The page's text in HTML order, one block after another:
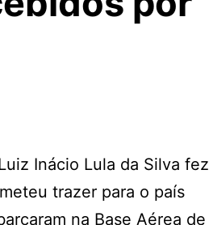
Inácio Lula da Silva fez
trazer para o país
na Base Aérea de